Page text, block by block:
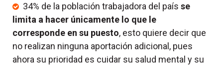
34% de la población trabajadora del país se
limita a hacer únicamente lo que le
corresponde en su puesto, esto quiere decir que
no realizan ninguna aportación adicional, pues
ahora su prioridad es cuidar su salud mental y su